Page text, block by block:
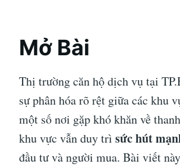
Mở Bài
Thị trường căn hộ dịch vụ tại
sự phân hóa rõ rệt giữa các khu
một số nơi gặp khó khăn về
khu vực vẫn duy trì sức hút
đầu tư và người mua. Bài viết